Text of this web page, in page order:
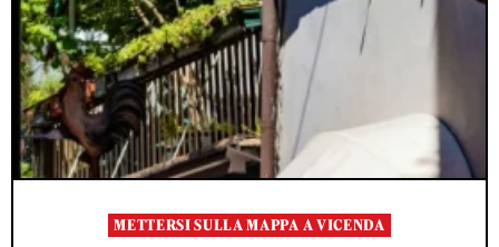
METTERSI SULLA MAPPA A VICENDA